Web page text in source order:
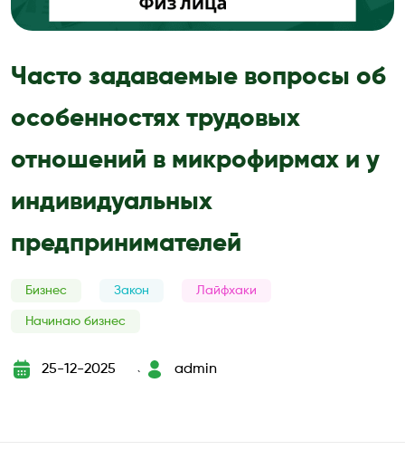
Часто задаваемые вопросы об
особенностях трудовых
отношений в микрофирмах и у
индивидуальных
предпринимателей
Бизнес Закон Лайфхаки
Начинаю бизнес
25-12-2025
`
admin